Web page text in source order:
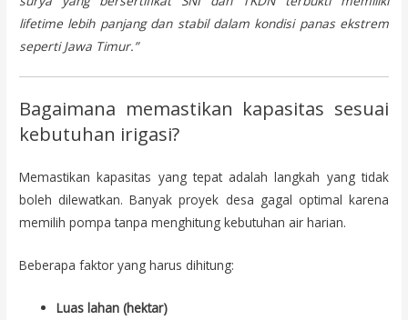
lifetime lebih panjang dan stabil dalam kondisi panas ekstrem
seperti Jawa Timur.”
Bagaimana memastikan kapasitas sesuai
kebutuhan irigasi?
Memastikan kapasitas yang tepat adalah langkah yang tidak
boleh dilewatkan. Banyak proyek desa gagal optimal karena
memilih pompa tanpa menghitung kebutuhan air harian.
Beberapa faktor yang harus dihitung:
Luas lahan (hektar)